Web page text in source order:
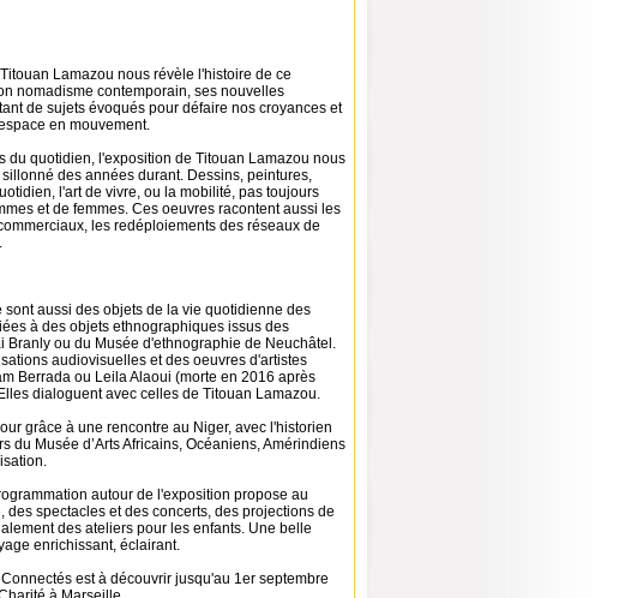
Lamazou nous révèle l'histoire de ce
nomadisme contemporain, ses nouvelles
de sujets évoqués pour défaire nos croyances et
en mouvement.
du quotidien, l'exposition de Titouan Lamazou nous
des années durant. Dessins, peintures,
l'art de vivre, ou la mobilité, pas toujours
et de femmes. Ces oeuvres racontent aussi les
les redéploiements des réseaux de
aussi des objets de la vie quotidienne des
à des objets ethnographiques issus des
Branly ou du Musée d'ethnographie de Neuchâtel.
audiovisuelles et des oeuvres d'artistes
Berrada ou Leila Alaoui (morte en 2016 après
dialoguent avec celles de Titouan Lamazou.
grâce à une rencontre au Niger, avec l'historien
du Musée d’Arts Africains, Océaniens, Amérindiens
autour de l'exposition propose au
des spectacles et des concerts, des projections de
des ateliers pour les enfants. Une belle
enrichissant, éclairant.
est à découvrir jusqu'au 1er septembre